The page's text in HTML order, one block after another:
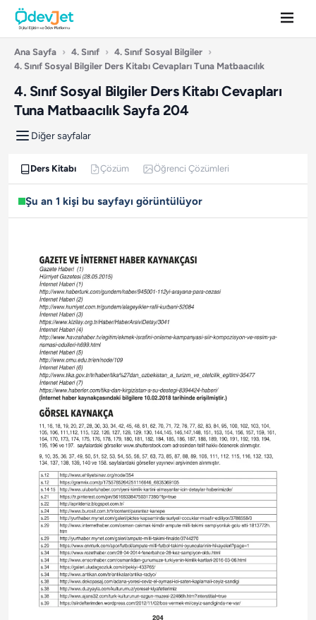
Ana Sayfa › 4. Sınıf › 4. Sınıf Sosyal Bilgiler ›
4. Sınıf Sosyal Bilgiler Ders Kitabı Cevapları Tuna Matbaacılık
4. Sınıf Sosyal Bilgiler Ders Kitabı Cevapları
Tuna Matbaacılık Sayfa 204
Diğer sayfalar
Ders Kitabı Çözüm Öğrenci Çözümleri
Şu an 1 kişi bu sayfayı görüntülüyor